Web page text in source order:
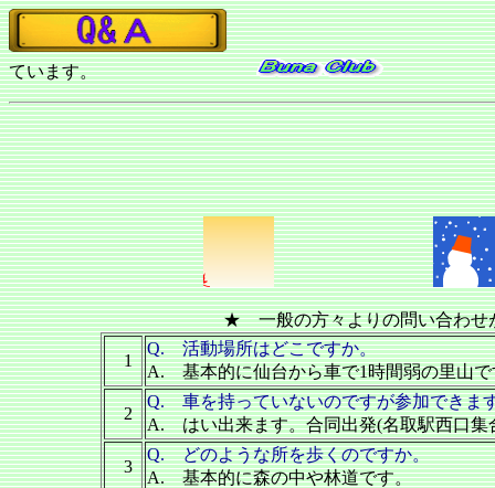
お問い合わ
ています。
★ 一般の方々よりの問い合わせ
1
Q. 活動場所はどこですか。
A. 基本的に仙台から車で1時間弱の里山で
2
Q. 車を持っていないのですが参加できま
A. はい出来ます。合同出発(名取駅西口集
3
Q. どのような所を歩くのですか。
A. 基本的に森の中や林道です。